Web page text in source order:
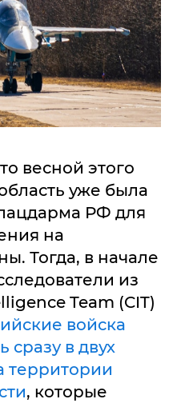
весной этого
уже была
РФ для
на
Тогда, в начале
из
Team (CIT)
войска
сразу в двух
территории
, которые